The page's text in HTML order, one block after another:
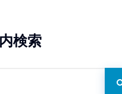
検索